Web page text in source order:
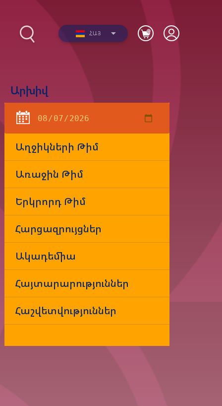
Լուսանկարներ
Տեսանյութեր
ՀԱՅ
Արխիվ
Աղջիկների Թիմ
Առաջին Թիմ
Երկրորդ Թիմ
Հարցազրույցներ
Ակադեմիա
Հայտարարություններ
Հաշվետվություններ